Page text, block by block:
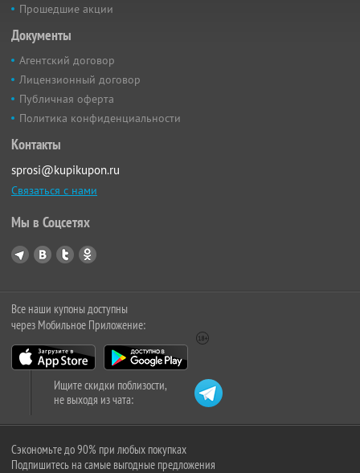
Прошедшие акции
Документы
Агентский договор
Лицензионный договор
Публичная оферта
Политика конфиденциальности
Контакты
sprosi@kupikupon.ru
Связаться с нами
Мы в Соцсетях
Все наши купоны доступны
через Мобильное Приложение:
Ищите скидки поблизости,
не выходя из чата:
Сэкономьте до 90% при любых покупках
Подпишитесь на самые выгодные предложения